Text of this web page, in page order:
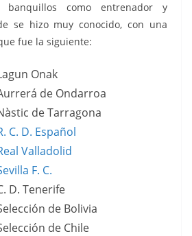
como entrenador y
se hizo muy conocido, con una
fue la siguiente:
Onak
de Ondarroa
de Tarragona
C. D. Español
Valladolid
F. C.
D. Tenerife
de Bolivia
de Chile